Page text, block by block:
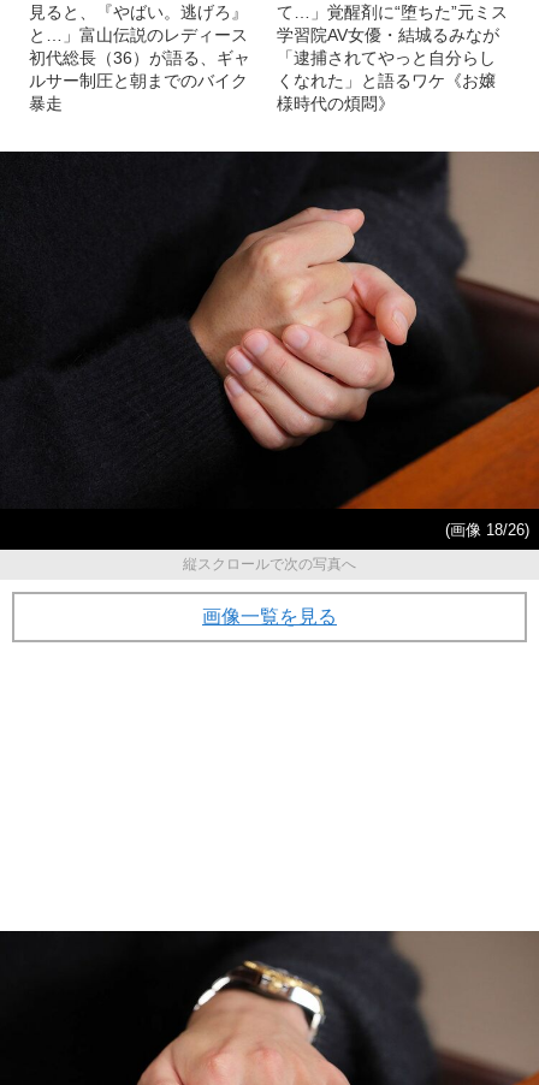
見ると、『やばい。逃げろ』
と…」富山伝説のレディース
初代総長（36）が語る、ギャ
ルサー制圧と朝までのバイク
暴走
て…」覚醒剤に“堕ちた”元ミス
学習院AV女優・結城るみなが
「逮捕されてやっと自分らし
くなれた」と語るワケ《お嬢
様時代の煩悶》
(画像 18/26)
縦スクロールで次の写真へ
画像一覧を見る